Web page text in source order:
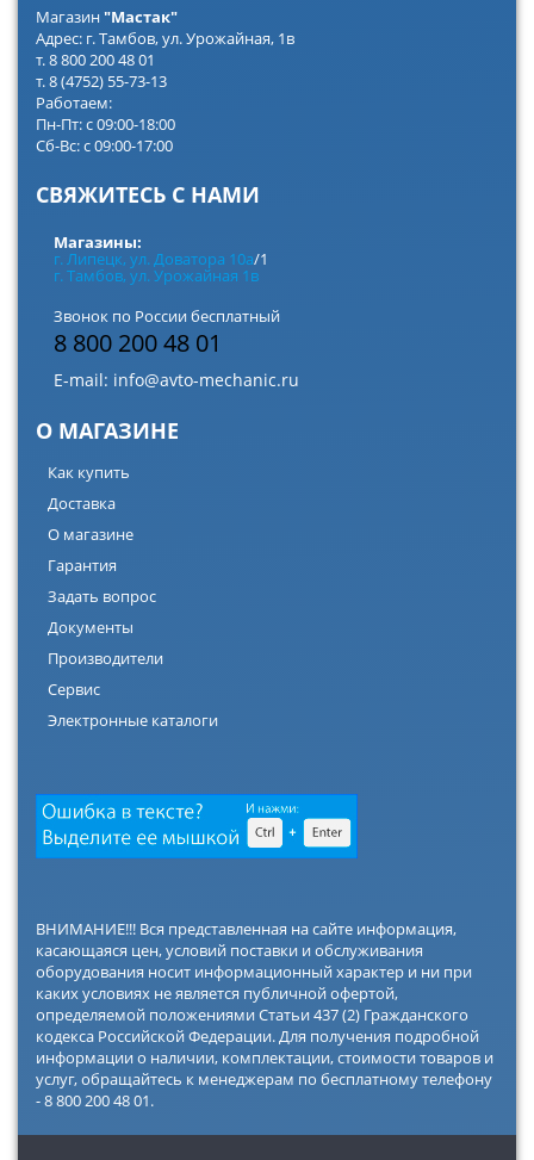
Магазин"Мастак"
Адрес: г. Тамбов, ул. Урожайная, 1в
т. 8 800 200 48 01
т. 8 (4752) 55-73-13
Работаем:
Пн-Пт: с 09:00-18:00
Сб-Вс: с 09:00-17:00
СВЯЖИТЕСЬ С НАМИ
Магазины:
г. Липецк, ул. Доватора 10а/1
г. Тамбов, ул. Урожайная 1в
Звонок по России бесплатный
8 800 200 48 01
E-mail: info@avto-mechanic.ru
О МАГАЗИНЕ
Как купить
Доставка
О магазине
Гарантия
Задать вопрос
Документы
Производители
Сервис
Электронные каталоги
ВНИМАНИЕ!!! Вся представленная на сайте информация,
касающаяся цен, условий поставки и обслуживания
оборудования носит информационный характер и ни при
каких условиях не является публичной офертой,
определяемой положениями Статьи 437 (2) Гражданского
кодекса Российской Федерации. Для получения подробной
информации о наличии, комплектации, стоимости товаров и
услуг, обращайтесь к менеджерам по бесплатному телефону
- 8 800 200 48 01.